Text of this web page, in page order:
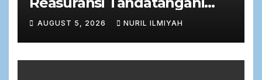
Perjanjian Facultative
Obligatory 2026
AUGUST 5, 2026 NURIL ILMIYAH